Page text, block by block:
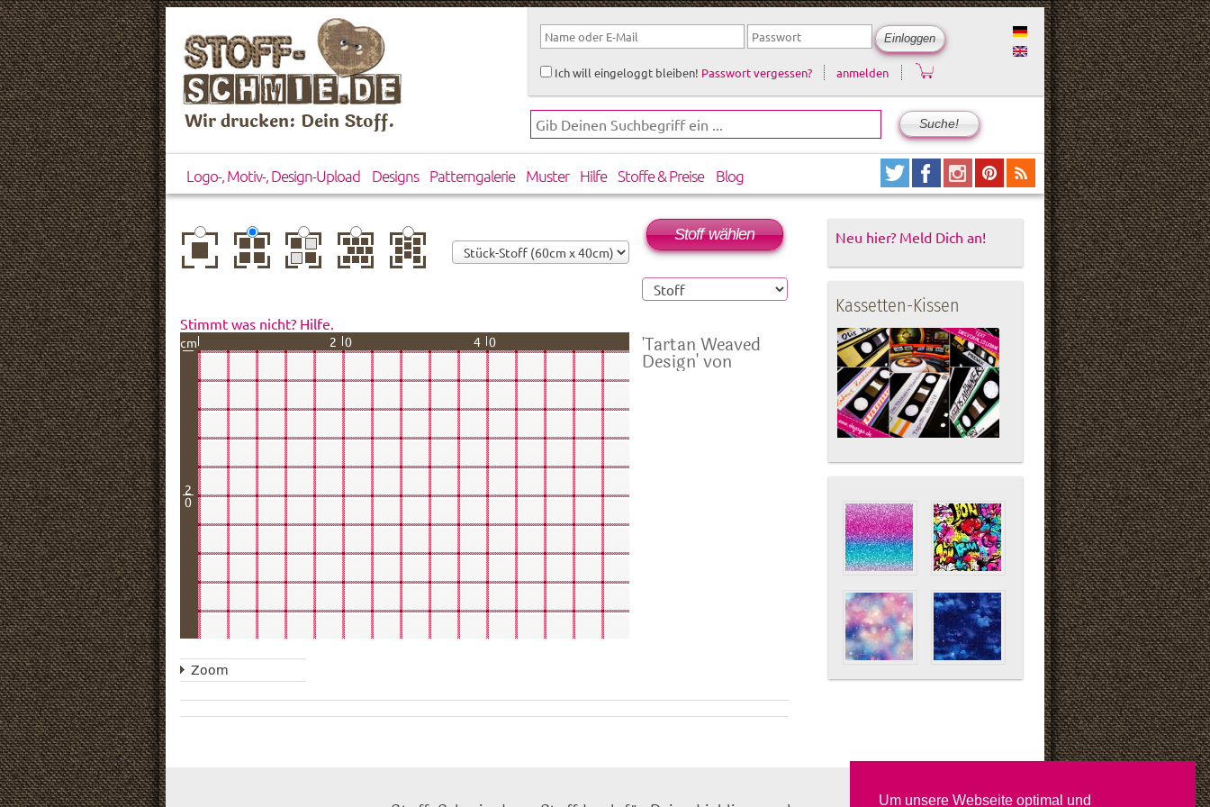
Um unsere Webseite optimal und
Wir drucken: Dein Stoff.
Ich will eingeloggt bleiben! Passwort vergessen? anmelden
Logo-, Motiv-, Design-Upload Designs Patterngalerie Muster Hilfe Stoffe & Preise Blog
zentriert
einfach
wiederholt
gespiegelthorizontal
versetzt
vertikal
versetzt
Stimmt was nicht? Hilfe.
cm 20 40
2
0
Stoff wählen
'Tartan Weaved
Design' von
Zoom
Neu hier? Meld Dich an!
Kassetten-Kissen